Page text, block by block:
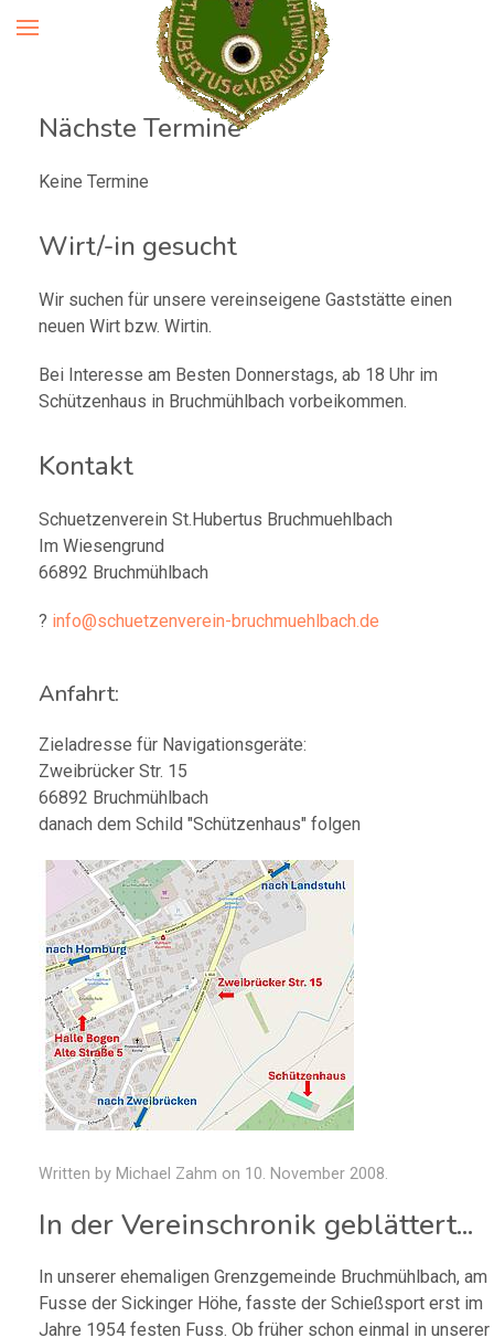
Nächste Termine
Keine Termine
Wirt/-in gesucht
Wir suchen für unsere vereinseigene Gaststätte einen
neuen Wirt bzw. Wirtin.
Bei Interesse am Besten Donnerstags, ab 18 Uhr im
Schützenhaus in Bruchmühlbach vorbeikommen.
Kontakt
Schuetzenverein St.Hubertus Bruchmuehlbach
Im Wiesengrund
66892 Bruchmühlbach
? info@schuetzenverein-bruchmuehlbach.de
Anfahrt:
Zieladresse für Navigationsgeräte:
Zweibrücker Str. 15
66892 Bruchmühlbach
danach dem Schild "Schützenhaus" folgen
Written by Michael Zahm on 10. November 2008.
In der Vereinschronik geblättert...
In unserer ehemaligen Grenzgemeinde Bruchmühlbach, am
Fusse der Sickinger Höhe, fasste der Schießsport erst im
Jahre 1954 festen Fuss. Ob früher schon einmal in unserer